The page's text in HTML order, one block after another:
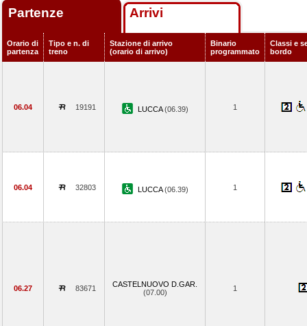
Partenze Arrivi
Orario di
partenza
Tipo e n. di
treno
Stazione di arrivo
(orario di arrivo)
Binario
programmato
Classi e
bordo
06.04 19191 LUCCA(06.39) 1
06.04 32803 LUCCA(06.39) 1
06.27 83671
CASTELNUOVO D.GAR.
(07.00)
1